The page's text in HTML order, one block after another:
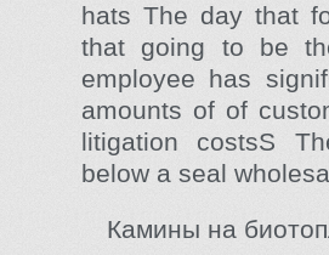
hats The day that
that going to be
employee has
amounts of of
litigation costsS
below a seal
Камины на